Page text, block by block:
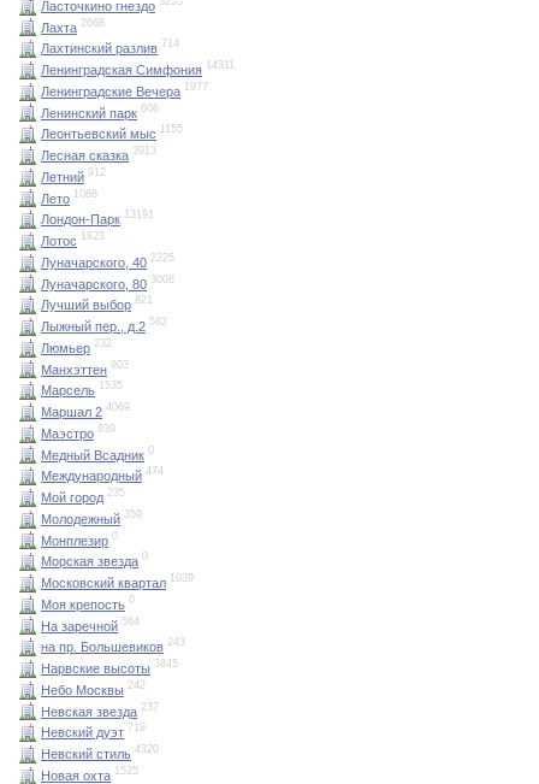
Ласточкино гнездо
Лахта 2668
Лахтинский разлив 714
Ленинградская Симфония 14311
Ленинградские Вечера 1977
Ленинский парк 606
Леонтьевский мыс 1155
Лесная сказка 3913
Летний 912
Лето 1088
Лондон-Парк 13191
Лотос 1823
Луначарского, 40 2225
Луначарского, 80 3008
Лучший выбор 821
Лыжный пер., д.2 582
Люмьер 232
Манхэттен 903
Марсель 1535
Маршал 2 4069
Маэстро 839
Медный Всадник 0
Международный 474
Мой город 235
Молодежный 359
Монплезир 0
Морская звезда 0
Московский квартал 1039
Моя крепость 0
На заречной 564
на пр. Большевиков 243
Нарвские высоты 3845
Небо Москвы 242
Невская звезда 237
Невский дуэт 719
Невский стиль 4320
Новая охта 1525